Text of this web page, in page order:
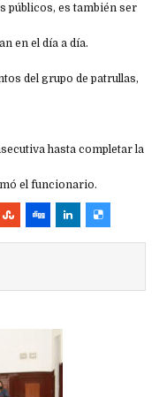
públicos, es también ser
en el día a día.
del grupo de patrullas,
hasta completar la
el funcionario.